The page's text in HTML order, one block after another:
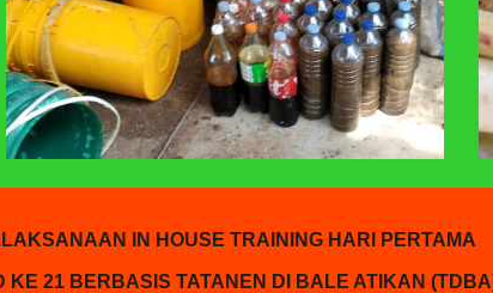
IN HOUSE TRAINING HARI PERTAMA
KE 21 BERBASIS TATANEN DI BALE ATIKAN